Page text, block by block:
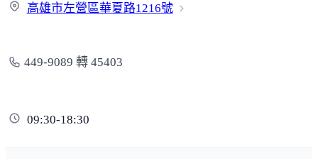
高雄市左營區華夏路1216號
449-9089 轉 45403
09:30-18:30